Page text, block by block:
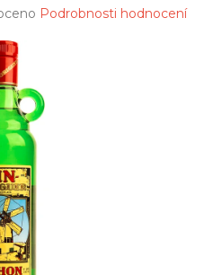
Podrobnosti hodnocení